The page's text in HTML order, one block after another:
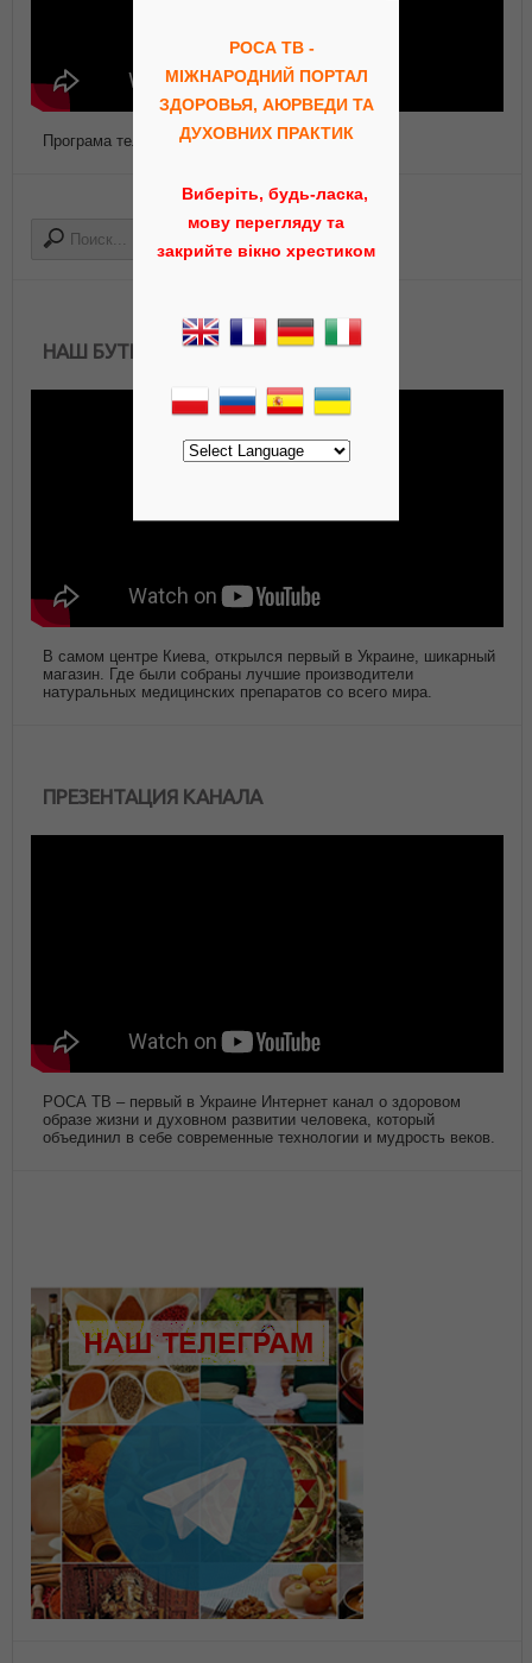
Програма телепередач Роса ТВ
НАШ БУТИК АЮРВЕДЫ
В самом центре Киева, открылся первый в Украине, шикарный
магазин. Где были собраны лучшие производители
натуральных медицинских препаратов со всего мира.
ПРЕЗЕНТАЦИЯ КАНАЛА
РОСА ТВ – первый в Украине Интернет канал о здоровом
образе жизни и духовном развитии человека, который
объединил в себе современные технологии и мудрость веков.
РОСА ТВ -
МІЖНАРОДНИЙ ПОРТАЛ
ЗДОРОВЬЯ, АЮРВЕДИ ТА
ДУХОВНИХ ПРАКТИК
Виберіть, будь-ласка,
мову перегляду та
закрийте вікно хрестиком